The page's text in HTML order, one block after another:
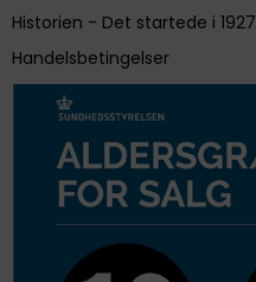
Historien - Det startede i 1927
Handelsbetingelser